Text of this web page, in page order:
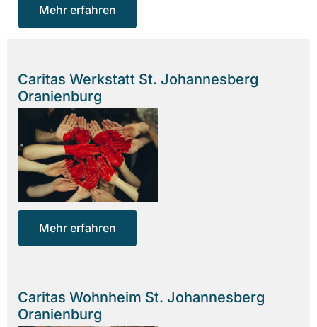
Mehr erfahren
Caritas Werkstatt St. Johannesberg
Oranienburg
Mehr erfahren
Caritas Wohnheim St. Johannesberg
Oranienburg